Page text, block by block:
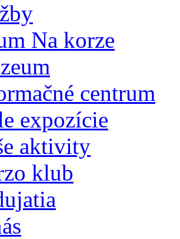
Na korze
centrum
expozície
aktivity
klub